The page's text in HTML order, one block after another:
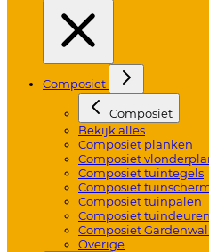
Composiet
Composiet
Bekijk alles
Composiet planken
Composiet
Composiet tuintegels
Composiet
Composiet tuinpalen
Composiet
Composiet
Overige